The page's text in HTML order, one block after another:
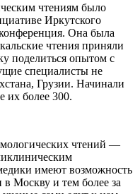
чтениям было
Иркутского
Она была
чтения приняли
поделиться опытом с
специалисты не
Грузии. Начинали
их более 300.
чтений —
имеют возможность
Москву и тем более за